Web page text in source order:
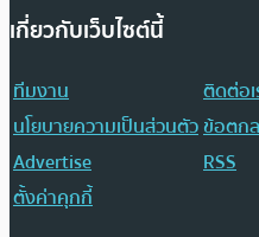
เกี่ยวกับเว็บไซต์นี้
ทีมงาน
ติดต่อ
นโยบายความเป็นส่วนตัวข้อตก
Advertise
RSS
ตั้งค่าคุกกี้